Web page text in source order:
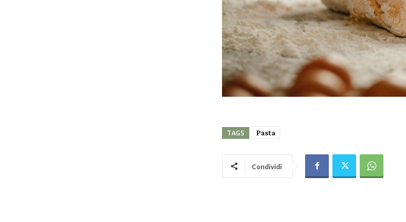
TAGS Pasta
Condividi